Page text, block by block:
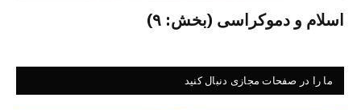
اسلام و دموکراسی (بخش: ۹)
ما را در صفحات مجازی دنبال کنید